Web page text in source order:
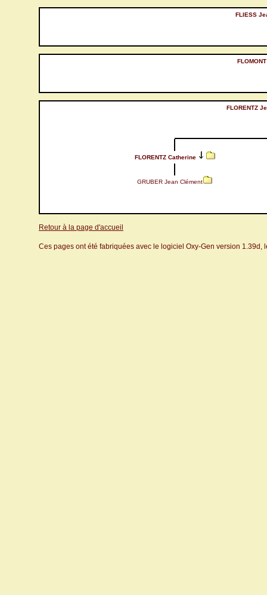
FLIESS
FLORENTZ
FLORENTZ Catherine
GRUBER Jean Clément
Retour à la page d'accueil
Ces pages ont été fabriquées avec le logiciel Oxy-Gen version 1.39d,